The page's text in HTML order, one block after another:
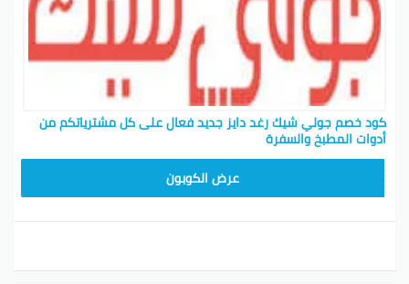
كود خصم جولي شيك رغد دايز جديد فعال على كل مشترياتكم من
أدوات المطبخ والسفرة
عرض الكوبون